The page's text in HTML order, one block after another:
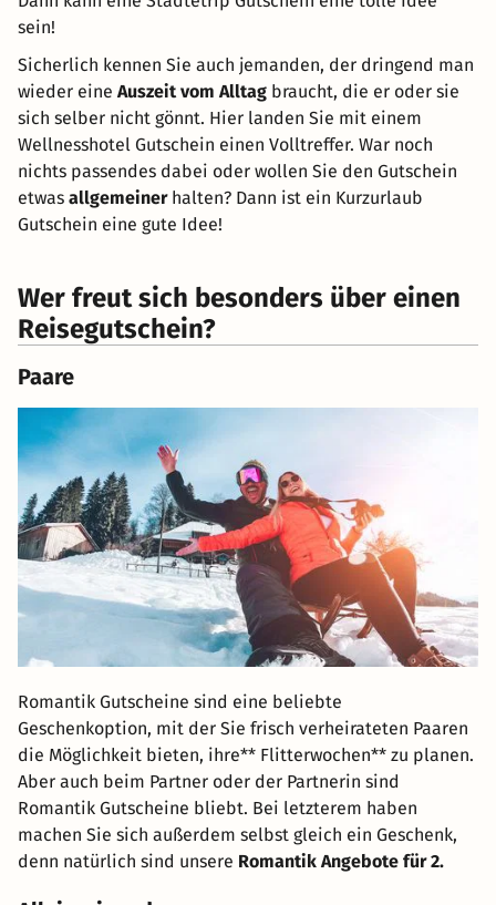
sein!
Sicherlich kennen Sie auch jemanden, der dringend man
wieder eine Auszeit vom Alltag braucht, die er oder sie
sich selber nicht gönnt. Hier landen Sie mit einem
Wellnesshotel Gutschein einen Volltreffer. War noch
nichts passendes dabei oder wollen Sie den Gutschein
etwas allgemeinerhalten? Dann ist ein Kurzurlaub
Gutschein eine gute Idee!
Wer freut sich besonders über einen
Reisegutschein?
Paare
Romantik Gutscheine sind eine beliebte
Geschenkoption, mit der Sie frisch verheirateten Paaren
die Möglichkeit bieten, ihre** Flitterwochen** zu planen.
Aber auch beim Partner oder der Partnerin sind
Romantik Gutscheine bliebt. Bei letzterem haben
machen Sie sich außerdem selbst gleich ein Geschenk,
denn natürlich sind unsere Romantik Angebote für 2.